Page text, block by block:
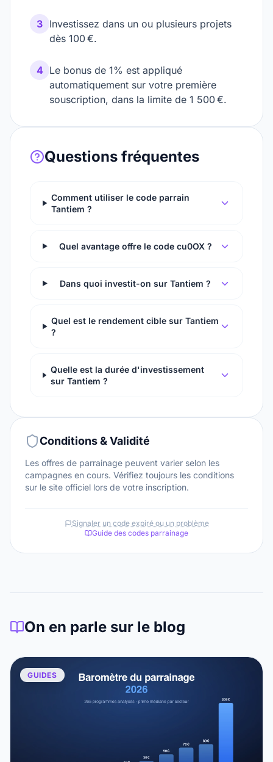
3 Investissez dans un ou plusieurs projets
dès 100 €.
4 Le bonus de 1% est appliqué
automatiquement sur votre première
souscription, dans la limite de 1 500 €.
Questions fréquentes
Comment utiliser le code parrain
Tantiem ?
Quel avantage offre le code cu0OX ?
Dans quoi investit-on sur Tantiem ?
Quel est le rendement cible sur Tantiem
?
Quelle est la durée d'investissement
sur Tantiem ?
Conditions & Validité
Les offres de parrainage peuvent varier selon les
campagnes en cours. Vérifiez toujours les conditions
sur le site officiel lors de votre inscription.
Signaler un code expiré ou un problème
Guide des codes parrainage
On en parle sur le blog
GUIDES